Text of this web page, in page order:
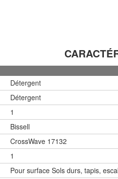
Détergent
Détergent
1
Bissell
CrossWave 17132
1
Pour surface Sols durs, tapis,